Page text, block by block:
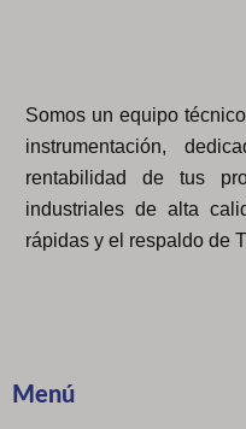
Somos un equipo
instrumentación,
rentabilidad de tus
industriales de alta
rápidas y el respaldo de
Menú